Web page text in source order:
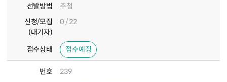
선발방법
추첨
신청/모집
(대기자)
0 / 22
접수상태 접수예정
번호
239